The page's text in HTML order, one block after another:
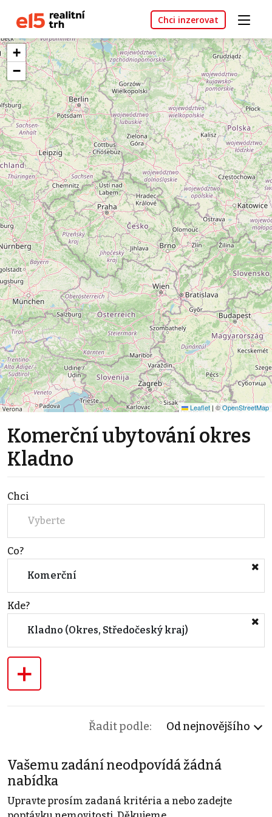
Chci inzerovat
+
−
Leaflet | ©OpenStreetMap
Komerční ubytování okres
Kladno
Chci
Vyberte
Co?
Komerční
Kde?
Kladno (Okres, Středočeský kraj)
+
Řadit podle: Od nejnovějšího
Vašemu zadání neodpovídá žádná
nabídka
Upravte prosím zadaná kritéria a nebo zadejte